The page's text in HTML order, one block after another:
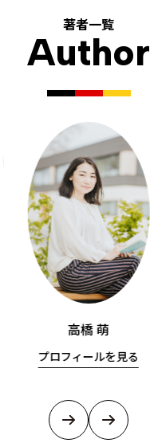
著者一覧
Author
高橋 萌
プロフィールを見る